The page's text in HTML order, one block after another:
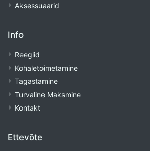
Aksessuaarid
Info
Reeglid
Kohaletoimetamine
Tagastamine
Turvaline Maksmine
Kontakt
Ettevõte